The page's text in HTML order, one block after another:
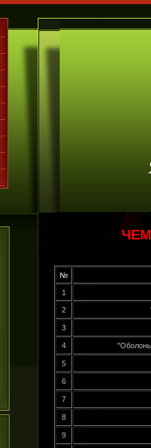
№
1
2
3
4
5
6
7
8
9